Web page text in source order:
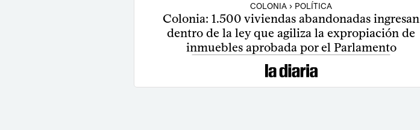
COLONIA › POLÍTICA
Colonia: 1.500 viviendas abandonadas ingresan
dentro de la ley que agiliza la expropiación de
inmuebles aprobada por el Parlamento